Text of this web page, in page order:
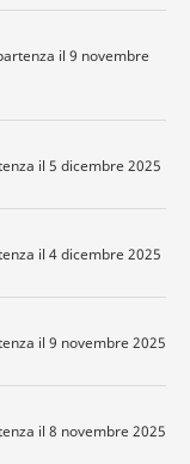
il 9 novembre
il 5 dicembre 2025
il 4 dicembre 2025
il 9 novembre 2025
il 8 novembre 2025